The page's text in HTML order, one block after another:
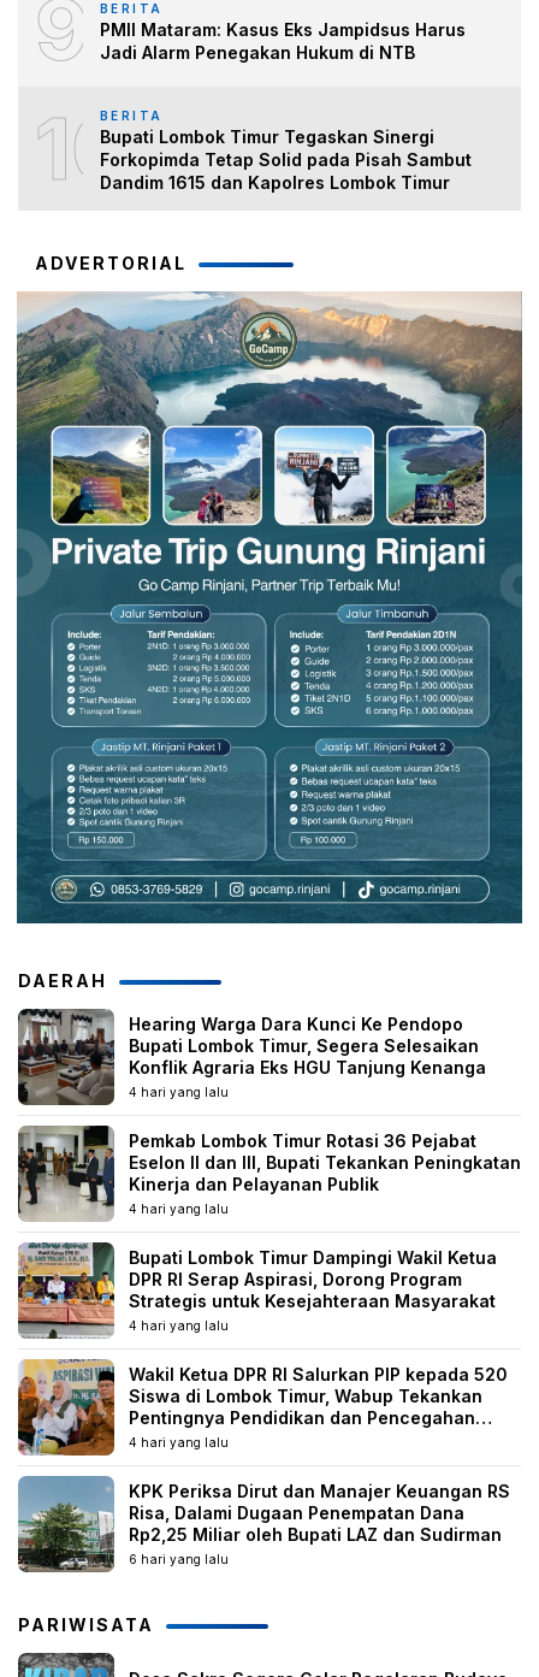
9 BERITA
PMII Mataram: Kasus Eks Jampidsus Harus
Jadi Alarm Penegakan Hukum di NTB
10BERITA
Bupati Lombok Timur Tegaskan Sinergi
Forkopimda Tetap Solid pada Pisah Sambut
Dandim 1615 dan Kapolres Lombok Timur
ADVERTORIAL
DAERAH
Hearing Warga Dara Kunci Ke Pendopo
Bupati Lombok Timur, Segera Selesaikan
Konflik Agraria Eks HGU Tanjung Kenanga
4 hari yang lalu
Pemkab Lombok Timur Rotasi 36 Pejabat
Eselon II dan III, Bupati Tekankan Peningkatan
Kinerja dan Pelayanan Publik
4 hari yang lalu
Bupati Lombok Timur Dampingi Wakil Ketua
DPR RI Serap Aspirasi, Dorong Program
Strategis untuk Kesejahteraan Masyarakat
4 hari yang lalu
Wakil Ketua DPR RI Salurkan PIP kepada 520
Siswa di Lombok Timur, Wabup Tekankan
Pentingnya Pendidikan dan Pencegahan
Perkawinan Anak
4 hari yang lalu
KPK Periksa Dirut dan Manajer Keuangan RS
Risa, Dalami Dugaan Penempatan Dana
Rp2,25 Miliar oleh Bupati LAZ dan Sudirman
6 hari yang lalu
PARIWISATA